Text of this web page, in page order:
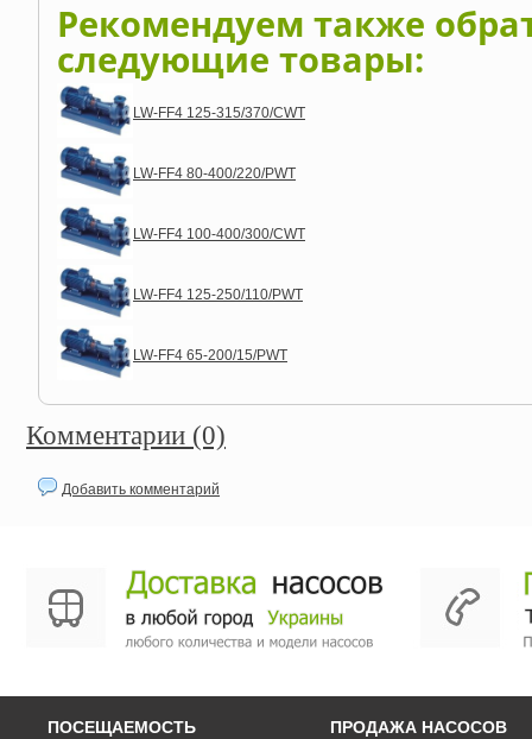
Рекомендуем также
следующие товары:
LW-FF4 125-315/370/CWT
LW-FF4 80-400/220/PWT
LW-FF4 100-400/300/CWT
LW-FF4 125-250/110/PWT
LW-FF4 65-200/15/PWT
Комментарии (0)
Добавить комментарий
ПОСЕЩАЕМОСТЬ ПРОДАЖА НАСОСОВ